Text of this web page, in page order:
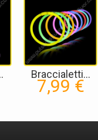
Braccialetti...
7,99 €